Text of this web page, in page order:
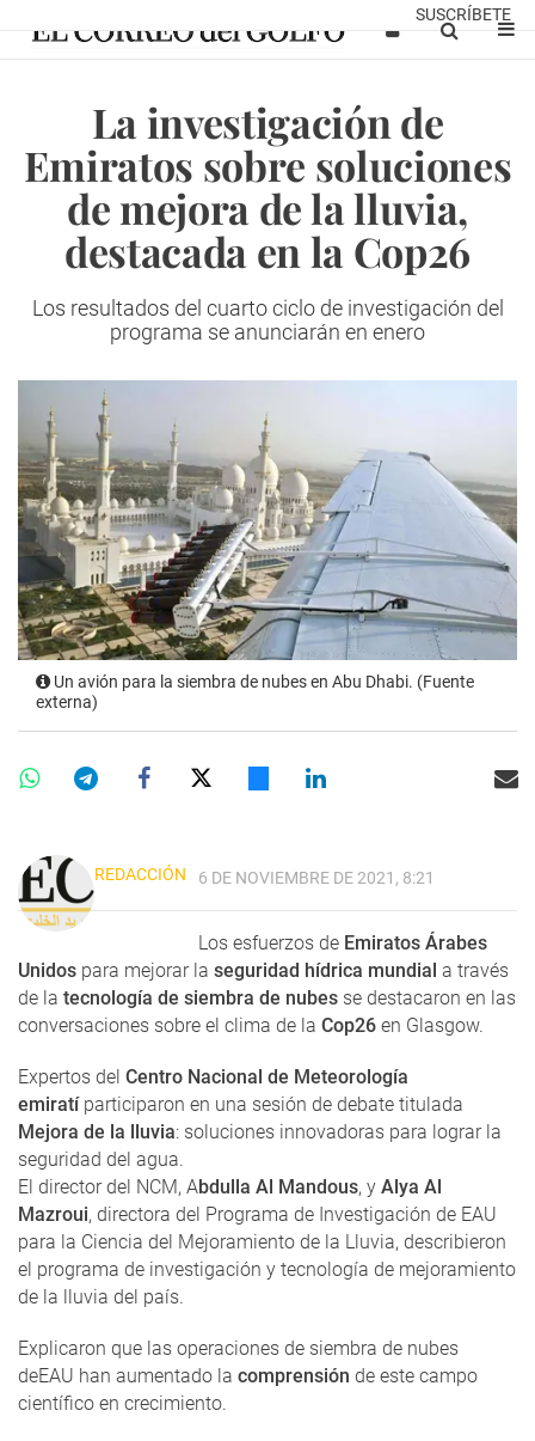
SUSCRÍBETE
La investigación de
Emiratos sobre soluciones
de mejora de la lluvia,
destacada en la Cop26
Los resultados del cuarto ciclo de investigación del
programa se anunciarán en enero
Un avión para la siembra de nubes en Abu Dhabi. (Fuente
externa)
REDACCIÓN 6 DE NOVIEMBRE DE 2021, 8:21
Los esfuerzos de Emiratos Árabes
Unidos para mejorar la seguridad hídrica mundial a través
de la tecnología de siembra de nubes se destacaron en las
conversaciones sobre el clima de la Cop26 en Glasgow.
Expertos del Centro Nacional de Meteorología
emiratí participaron en una sesión de debate titulada
Mejora de la lluvia: soluciones innovadoras para lograr la
seguridad del agua.
El director del NCM, Abdulla Al Mandous, y Alya Al
Mazroui, directora del Programa de Investigación de EAU
para la Ciencia del Mejoramiento de la Lluvia, describieron
el programa de investigación y tecnología de mejoramiento
de la lluvia del país.
Explicaron que las operaciones de siembra de nubes
deEAU han aumentado la comprensión de este campo
científico en crecimiento.